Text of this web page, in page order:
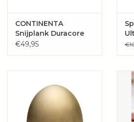
CONTINENTA
Snijplank Duracore
bruin *new*
€49,95